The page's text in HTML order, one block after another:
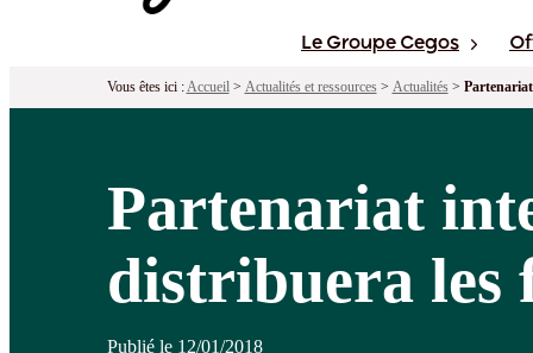
Le Groupe Cegos
Vous êtes ici :Accueil> Actualités et ressources> Actualités>
Partenariat
distribuera les
Publié le 12/01/2018